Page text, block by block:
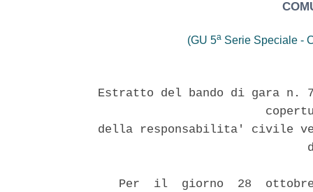
(GU 5a Serie Speciale -
Estratto del bando di gara n.
della responsabilita' civile
Per  il  giorno  28